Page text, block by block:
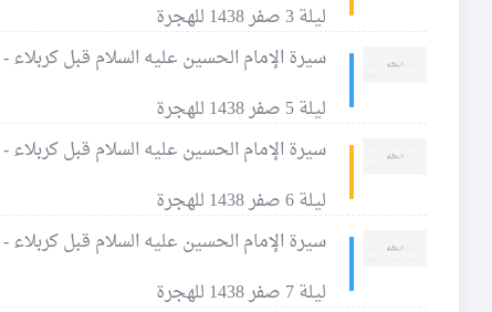
ليلة 3 صفر 1438 للهجرة
سيرة الإمام الحسين عليه السلام قبل كربلاء - 26 - حبابة الوالبية، والطبع على الحصاة - 1
ليلة 5 صفر 1438 للهجرة
سيرة الإمام الحسين عليه السلام قبل كربلاء - 27 - حبابة الوالبية، والطبع على الحصاة - 2
ليلة 6 صفر 1438 للهجرة
سيرة الإمام الحسين عليه السلام قبل كربلاء - 28 - حبابة الوالبية في محضر الإمام الرضا عليه السلام
ليلة 7 صفر 1438 للهجرة